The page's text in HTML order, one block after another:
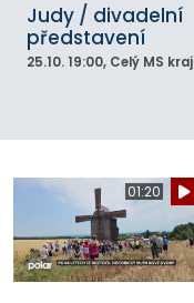
Judy / divadelní
představení
25.10. 19:00, Celý MS kraj
01:20